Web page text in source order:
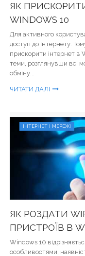
ЯК
WINDOWS 10
Для активного
доступ до Інтернету.
прискорити інтернет в
теми, розглянувши всі
обміну...
ЧИТАТИ ДАЛІ
ІНТЕРНЕТ І МЕРЕЖІ
ЯК РОЗДАТИ
ПРИСТРОЇВ В
Windows 10
особливостями,